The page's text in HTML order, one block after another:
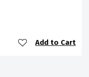
Add to Cart